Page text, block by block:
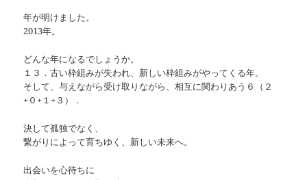
年が明けました。
2013年。
どんな年になるでしょうか。
１３．古い枠組みが失われ、新しい枠組みがやってくる年。
そして、与えながら受け取りながら、相互に関わりあう６（２
+０+１+３）．
決して孤独でなく、
繋がりによって育ちゆく、新しい未来へ。
出会いを心待ちに